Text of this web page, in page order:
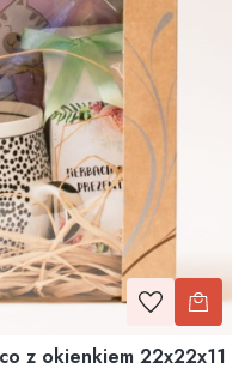
z okienkiem 22x22x11